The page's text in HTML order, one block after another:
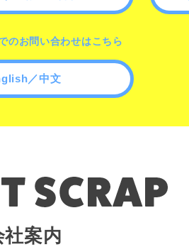
のお問い合わせはこちら
／中文
社案内